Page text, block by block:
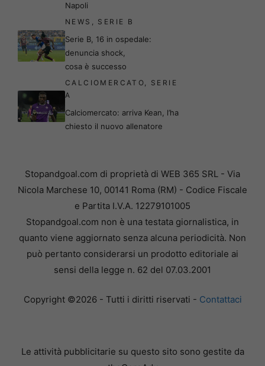
Napoli
NEWS , SERIE B
Serie B, 16 in ospedale:
denuncia shock,
cosa è successo
CALCIOMERCATO, SERIE
A
Calciomercato: arriva Kean, l’ha
chiesto il nuovo allenatore
Stopandgoal.com di proprietà di WEB 365 SRL - Via
Nicola Marchese 10, 00141 Roma (RM) - Codice Fiscale
e Partita I.V.A. 12279101005
Stopandgoal.com non è una testata giornalistica, in
quanto viene aggiornato senza alcuna periodicità. Non
può pertanto considerarsi un prodotto editoriale ai
sensi della legge n. 62 del 07.03.2001
Copyright ©2026 - Tutti i diritti riservati - Contattaci
Le attività pubblicitarie su questo sito sono gestite da